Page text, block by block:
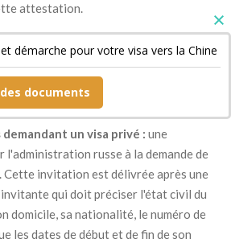
attestation.
la réservation de sa chambre
bref ainsi qu'une copie de son billet de
un visa privé : une
russe à la demande de
Cette invitation est délivrée après une
invitante qui doit préciser l'état civil du
domicile, sa nationalité, le numéro de
les dates de début et de fin de son
démarche pour votre visa vers la Chine
documents